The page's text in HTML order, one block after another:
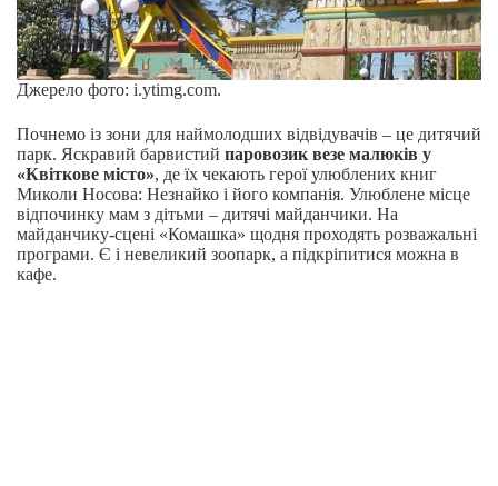
Джерело фото: i.ytimg.com.
Почнемо із зони для наймолодших відвідувачів – це дитячий
парк. Яскравий барвистий паровозик везе малюків у
«Квіткове місто», де їх чекають герої улюблених книг
Миколи Носова: Незнайко і його компанія. Улюблене місце
відпочинку мам з дітьми – дитячі майданчики. На
майданчику-сцені «Комашка» щодня проходять розважальні
програми. Є і невеликий зоопарк, а підкріпитися можна в
кафе.